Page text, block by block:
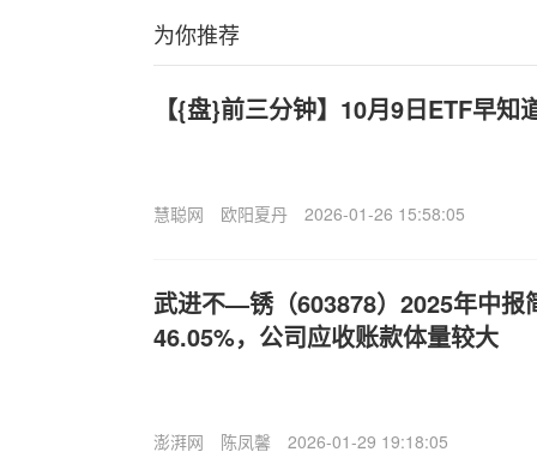
为你推荐
【{盘}前三分钟】10月9日ETF早知
慧聪网 欧阳夏丹 2026-01-26 15:58:05
武进不—锈（603878）2025年中报
46.05%，公司应收账款体量较大
澎湃网 陈凤馨 2026-01-29 19:18:05